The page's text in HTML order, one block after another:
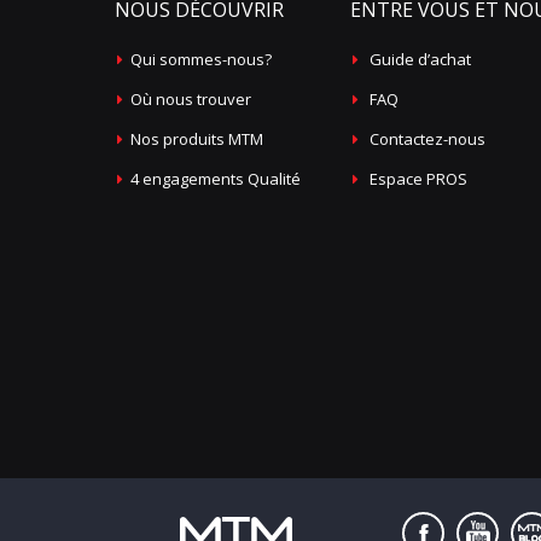
NOUS DÉCOUVRIR
Qui sommes-nous?
Où nous trouver
Nos produits MTM
4 engagements Qualité
ENTRE VOUS ET
Guide d’achat
FAQ
Contactez-nous
Espace PROS